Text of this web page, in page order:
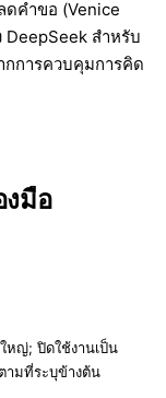
ดคำขอ (Venice
สำหรับ
กการควบคุมการคิด
งมือ
หญ่; ปิดใช้งานเป็น
ามที่ระบุข้างต้น